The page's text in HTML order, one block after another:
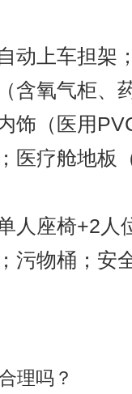
动上车担架
含氧气柜、
饰（医用
医疗舱地板
人座椅+2人
污物桶；安
理吗？